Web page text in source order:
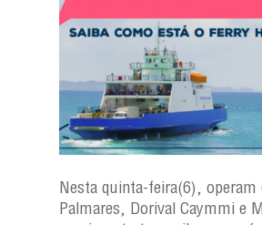
Nesta quinta-feira(6),
Palmares, Dorival Caymmi e